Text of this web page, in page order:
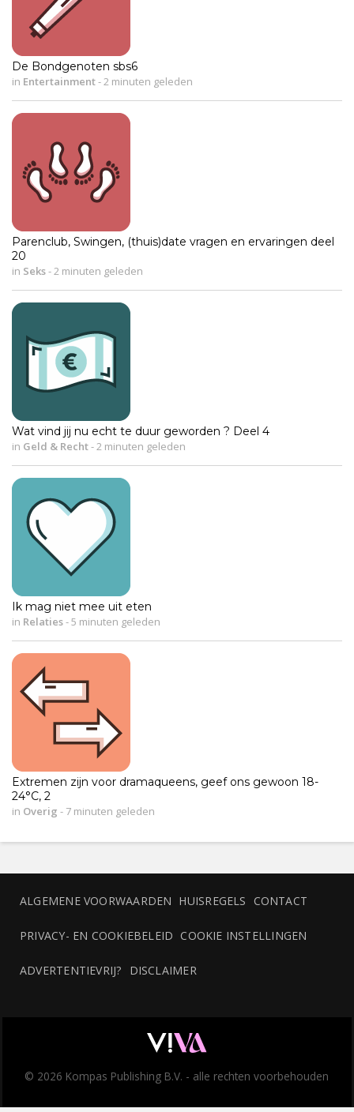
De Bondgenoten sbs6
in Entertainment-2 minuten geleden
Parenclub, Swingen, (thuis)date vragen en ervaringen deel
20
in Seks-2 minuten geleden
Wat vind jij nu echt te duur geworden ? Deel 4
in Geld & Recht-2 minuten geleden
Ik mag niet mee uit eten
in Relaties-5 minuten geleden
Extremen zijn voor dramaqueens, geef ons gewoon 18-
24°C, 2
in Overig - 7 minuten geleden
ALGEMENE VOORWAARDEN HUISREGELS CONTACT
PRIVACY- EN COOKIEBELEID COOKIE INSTELLINGEN
ADVERTENTIEVRIJ? DISCLAIMER
© 2026 Kompas Publishing B.V. - alle rechten voorbehouden